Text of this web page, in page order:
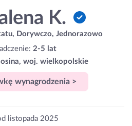
K.
Dorywczo, Jednorazowo
2-5 lat
woj. wielkopolskie
wynagrodzenia >
listopada 2025